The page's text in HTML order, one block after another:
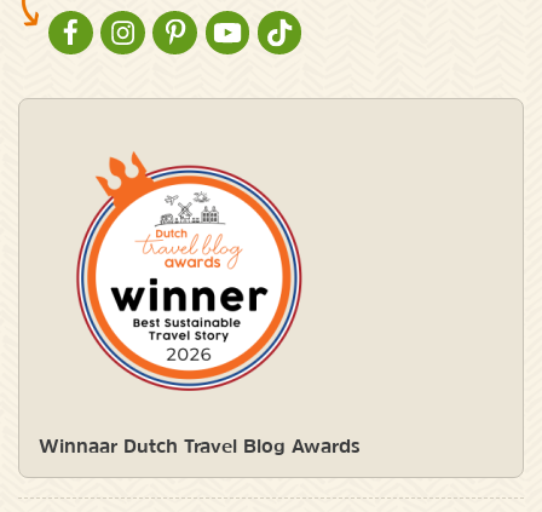
NATURESCANNER OP FACEBOOK
NATURESCANNER OP INSTAGRAM
NATURESCANNER OP PINTEREST
NATURESCANNER OP YOUTUBE
NATURESCANNER OP TIKTOK
Winnaar Dutch Travel Blog Awards